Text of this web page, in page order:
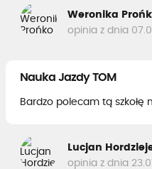
Weronika
opinia z dnia
Nauka Jazdy TOM
Bardzo polecam tą szkołę
Lucjan
opinia z dnia